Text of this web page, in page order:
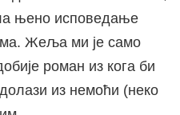
њено исповедање
Жеља ми је само
роман из кога би
из немоћи (неко